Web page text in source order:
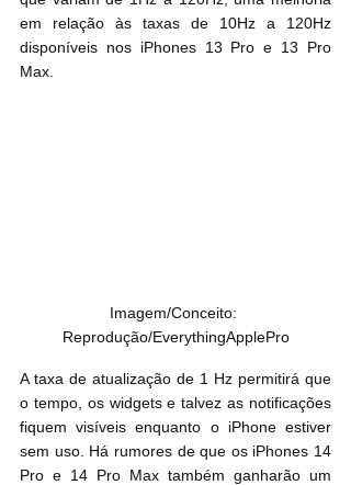
em relação às taxas de 10Hz a 120Hz
disponíveis nos iPhones 13 Pro e 13 Pro
Max.
Imagem/Conceito:
Reprodução/EverythingApplePro
A taxa de atualização de 1 Hz permitirá que
o tempo, os widgets e talvez as notificações
fiquem visíveis enquanto o ‌iPhone‌ estiver
sem uso. Há rumores de que os ‌iPhones 14
Pro‌ e 14 Pro Max também ganharão um